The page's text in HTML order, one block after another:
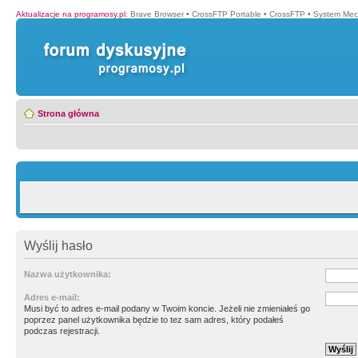
Aktualizacje na programosy.pl: Brave Browser • CrossFTP Portable • CrossFTP • System
Strona główna
Wyślij hasło
Nazwa użytkownika:
Adres e-mail:
Musi być to adres e-mail podany w Twoim koncie. Jeżeli nie zmieniałeś go
poprzez panel użytkownika będzie to tez sam adres, który podałeś
podczas rejestracji.